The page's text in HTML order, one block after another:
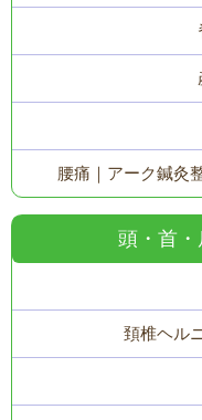
腰痛｜アーク鍼灸
頭・首
頚椎ヘル